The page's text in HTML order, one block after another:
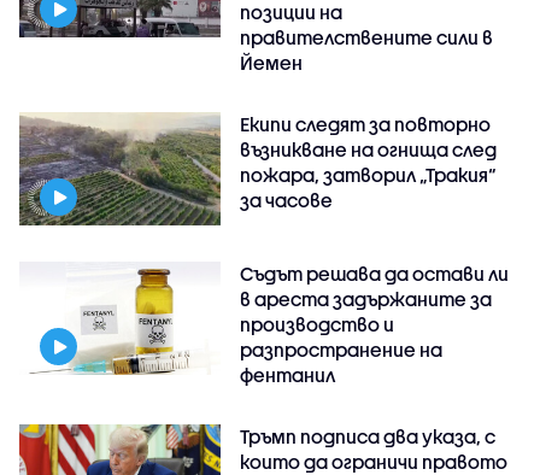
позиции на
правителствените сили в
Йемен
Екипи следят за повторно
възникване на огнища след
пожара, затворил „Тракия“
за часове
Съдът решава да остави ли
в ареста задържаните за
производство и
разпространение на
фентанил
Тръмп подписа два указа, с
които да ограничи правото